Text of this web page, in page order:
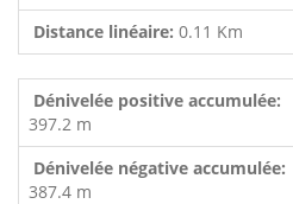
Distance linéaire: 0.11 Km
Dénivelée positive accumulée:
397.2 m
Dénivelée négative accumulée:
387.4 m